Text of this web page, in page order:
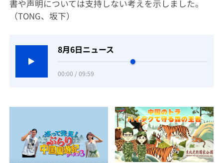
書や声明については支持しない考えを示しました。
（TONG、坂下）
8月6日ニュース
00:00 / 09:59